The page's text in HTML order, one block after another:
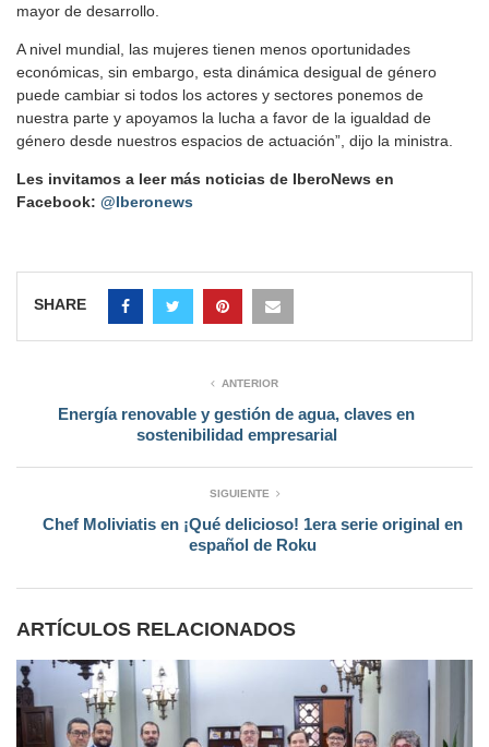
mayor de desarrollo.
A nivel mundial, las mujeres tienen menos oportunidades
económicas, sin embargo, esta dinámica desigual de género
puede cambiar si todos los actores y sectores ponemos de
nuestra parte y apoyamos la lucha a favor de la igualdad de
género desde nuestros espacios de actuación”, dijo la ministra.
Les invitamos a leer más noticias de IberoNews en
Facebook: @Iberonews
SHARE
ANTERIOR
Energía renovable y gestión de agua, claves en
sostenibilidad empresarial
SIGUIENTE
Chef Moliviatis en ¡Qué delicioso! 1era serie original en
español de Roku
ARTÍCULOS RELACIONADOS